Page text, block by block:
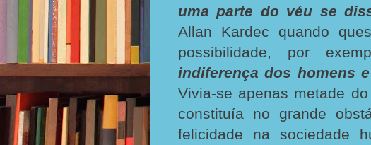
uma parte do véu se
Allan Kardec quando
possibilidade, por
indiferença dos homens
Vivia-se apenas metade
constituía no grande
felicidade na sociedade